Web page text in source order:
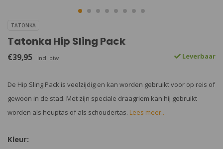
TATONKA
Tatonka Hip Sling Pack
€39,95 Incl. btw Leverbaar
De Hip Sling Pack is veelzijdig en kan worden gebruikt voor op reis of
gewoon in de stad. Met zijn speciale draagriem kan hij gebruikt
worden als heuptas of als schoudertas. Lees meer..
Kleur: